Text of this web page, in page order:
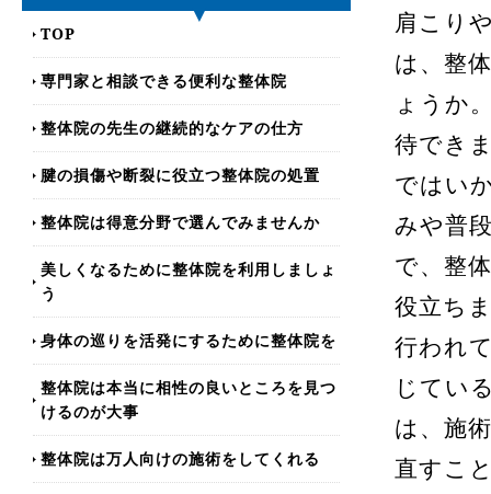
TOP
専門家と相談できる便利な整体院
整体院の先生の継続的なケアの仕方
腱の損傷や断裂に役立つ整体院の処置
整体院は得意分野で選んでみませんか
美しくなるために整体院を利用しましょ
う
身体の巡りを活発にするために整体院を
整体院は本当に相性の良いところを見つ
けるのが大事
整体院は万人向けの施術をしてくれる
肩こり
は、整
ょうか
待でき
ではい
みや普
で、整
役立ち
行われ
じてい
は、施
直すこ